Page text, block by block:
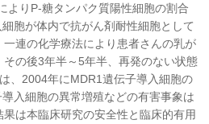
よりP-糖タンパク質陽性細胞の割合
胞が体内で抗がん剤耐性細胞として
連の化学療法により患者さんの乳が
の後3年半～5年半、再発のない状態
、2004年にMDR1遺伝子導入細胞の
入細胞の異常増殖などの有害事象は
は本臨床研究の安全性と臨床的有用